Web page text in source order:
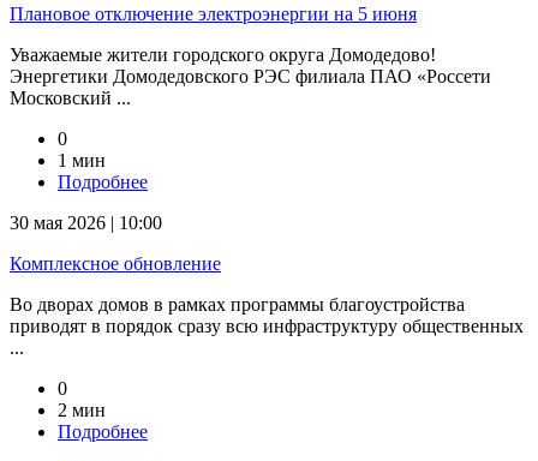
Плановое отключение электроэнергии на 5 июня
Уважаемые жители городского округа Домодедово!
Энергетики Домодедовского РЭС филиала ПАО «Россети
Московский ...
0
1 мин
Подробнее
30 мая 2026 | 10:00
Комплексное обновление
Во дворах домов в рамках программы благоустройства
приводят в порядок сразу всю инфраструктуру общественных
...
0
2 мин
Подробнее